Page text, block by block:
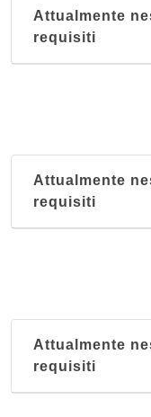
Attualmente
requisiti
Attualmente
requisiti
Attualmente
requisiti